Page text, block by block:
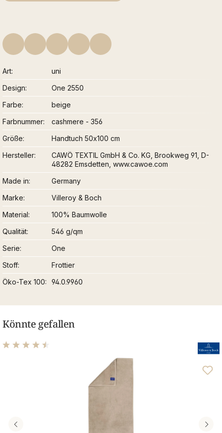
Art
uni
Design
One 2550
Farbe
beige
Farbnummer
cashmere - 356
Größe
Handtuch 50x100 cm
Hersteller
CAWÖ TEXTIL GmbH & Co. KG, Brookweg 91, D-
48282 Emsdetten, www.cawoe.com
Made in
Germany
Marke
Villeroy & Boch
Material
100% Baumwolle
Qualität
546 g/qm
Serie
One
Stoff
Frottier
Öko-Tex 100
94.0.9960
Könnte gefallen
Durchschnittliche Bewertung von 4.59 von 5 Sternen